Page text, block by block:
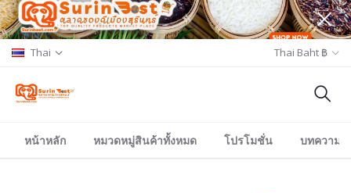
Thai Thai Baht ฿
หน้าหลัก หมวดหมู่สินค้าทั้งหมด โปรโมชั่น บทความ/